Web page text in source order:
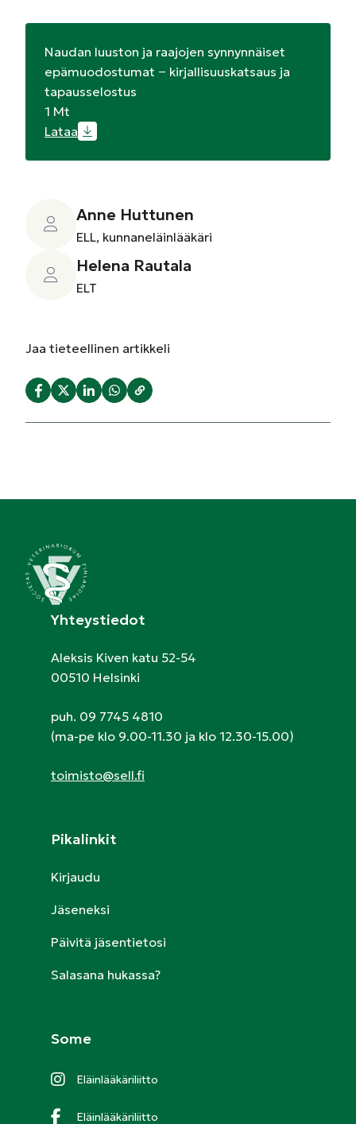
Naudan luuston ja raajojen synnynnäiset
epämuodostumat − kirjallisuuskatsaus ja
tapausselostus
1 Mt
Lataa
Anne Huttunen
ELL, kunnaneläinlääkäri
Helena Rautala
ELT
Jaa tieteellinen artikkeli
Yhteystiedot
Aleksis Kiven katu 52-54
00510 Helsinki
puh. 09 7745 4810
(ma-pe klo 9.00-11.30 ja klo 12.30-15.00)
toimisto@sell.fi
Pikalinkit
Kirjaudu
Jäseneksi
Päivitä jäsentietosi
Salasana hukassa?
Some
Eläinlääkäriliitto
Eläinlääkäriliitto